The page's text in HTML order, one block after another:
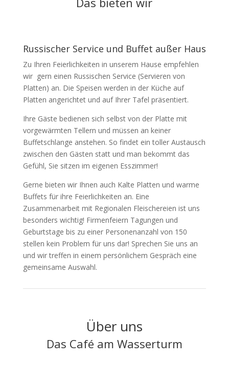
Russischer Service und Buffet außer Haus
Zu Ihren Feierlichkeiten in unserem Hause empfehlen
wir gern einen Russischen Service (Servieren von
Platten) an. Die Speisen werden in der Küche auf
Platten angerichtet und auf Ihrer Tafel präsentiert.
Ihre Gäste bedienen sich selbst von der Platte mit
vorgewärmten Tellern und müssen an keiner
Buffetschlange anstehen. So findet ein toller Austausch
zwischen den Gästen statt und man bekommt das
Gefühl, Sie sitzen im eigenen Esszimmer!
Gerne bieten wir Ihnen auch Kalte Platten und warme
Buffets für ihre Feierlichkeiten an. Eine
Zusammenarbeit mit Regionalen Fleischereien ist uns
besonders wichtig! Firmenfeiern Tagungen und
Geburtstage bis zu einer Personenanzahl von 150
stellen kein Problem für uns dar! Sprechen Sie uns an
und wir treffen in einem persönlichem Gespräch eine
gemeinsame Auswahl.
eine schlanke Passform, ohne Kompromisse beim
Über uns
Das Café am Wasserturm